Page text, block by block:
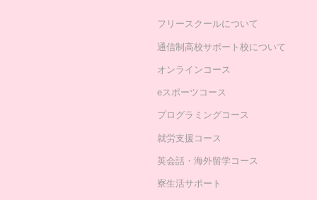
フリースクールについて
通信制高校サポート校について
オンラインコース
eスポーツコース
プログラミングコース
就労支援コース
英会話・海外留学コース
寮生活サポート